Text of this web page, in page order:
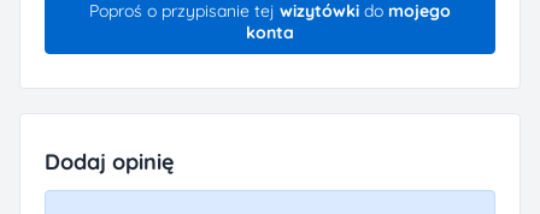
Poproś o przypisanie tej wizytówkido mojego
konta
Dodaj opinię